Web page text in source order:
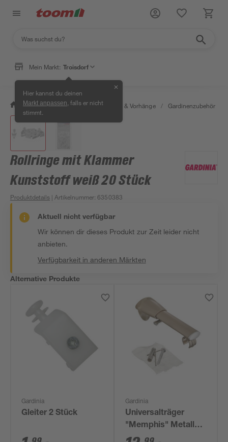
Mein Markt: Troisdorf
Hier kannst du deinen
Markt anpassen , falls er nicht
stimmt.
✕
/ Wohnen & Haushalt / Gardinen & Vorhänge / Gardinenzubehör
Rollringe mit Klammer
Kunststoff weiß 20 Stück
Produktdetails | Artikelnummer:6350383
Aktuell nicht verfügbar
Wir können dir dieses Produkt zur Zeit leider nicht
anbieten.
Verfügbarkeit in anderen Märkten
Alternative Produkte
Gardinia
Gleiter 2 Stück
Gardinia
Universalträger
"Memphis" Metall
Edelstahl-Optik Ø 16